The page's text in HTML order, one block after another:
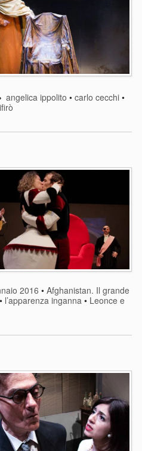
angelica ippolito • carlo cecchi•
2016 • Afghanistan. Il grande
• l’apparenza inganna • Leonce e